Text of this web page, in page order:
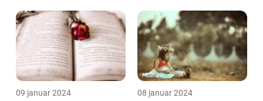
09 januar 2024 08 januar 2024